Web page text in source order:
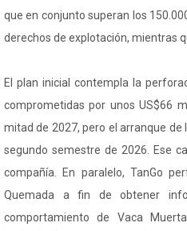
que en conjunto superan los
derechos de explotación, mientras
El plan inicial contempla la
comprometidas por unos US$66
mitad de 2027, pero el arranque
segundo semestre de 2026. Ese
compañía. En paralelo, TanGo
Quemada a fin de obtener
comportamiento de Vaca